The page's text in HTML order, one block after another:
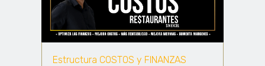
Estructura COSTOS y FINANZAS